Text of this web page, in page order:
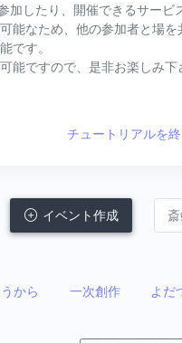
したり、開催できるサービ
なため、他の参加者と場を
です。
能ですので、是非お楽しみ下
チュートリアルを
イベント作成
から 一次創作 よだ